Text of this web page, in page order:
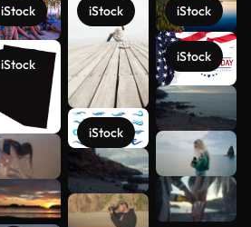
iStock
iStock
iStock
iStock
iStock
iStock
Mehr
anzeigen